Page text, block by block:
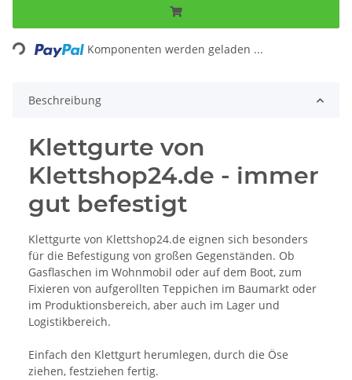
Loading... Komponenten werden geladen ...
Beschreibung
Klettgurte von
Klettshop24.de - immer
gut befestigt
Klettgurte von Klettshop24.de eignen sich besonders
für die Befestigung von großen Gegenständen. Ob
Gasflaschen im Wohnmobil oder auf dem Boot, zum
Fixieren von aufgerollten Teppichen im Baumarkt oder
im Produktionsbereich, aber auch im Lager und
Logistikbereich.
Einfach den Klettgurt herumlegen, durch die Öse
ziehen, festziehen fertig.